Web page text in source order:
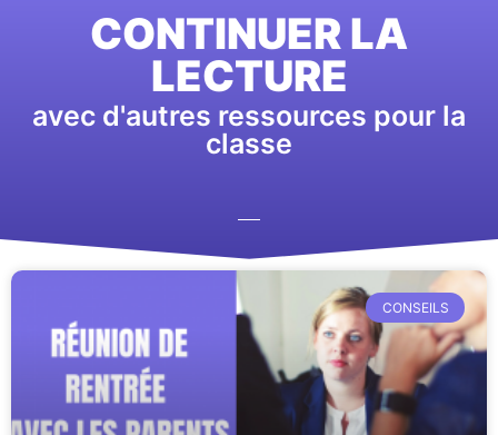
CONTINUER LA
LECTURE
avec d'autres ressources pour la
classe
CONSEILS